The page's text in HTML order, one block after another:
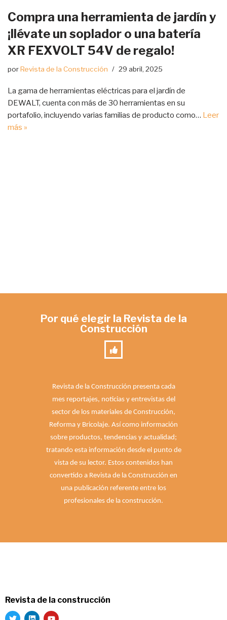
Compra una herramienta de jardín y
¡llévate un soplador o una batería
XR FEXVOLT 54V de regalo!
porRevista de la Construcción 29 abril, 2025
La gama de herramientas eléctricas para el jardín de
DEWALT, cuenta con más de 30 herramientas en su
portafolio, incluyendo varias familias de producto como… Leer
más »
Por qué elegir la Revista de la
Construcción
Revista de la Construcción presenta cada
mes reportajes, noticias y entrevistas del
sector de los materiales de Construcción,
Reforma y Bricolaje. Así como información
sobre productos, tendencias y actualidad;
tratando esta información desde el punto de
vista de su lector. Estos contenidos han
convertido a Revista de la Construcción en
una publicación referente entre los
profesionales de la construcción.
Revista de la construcción